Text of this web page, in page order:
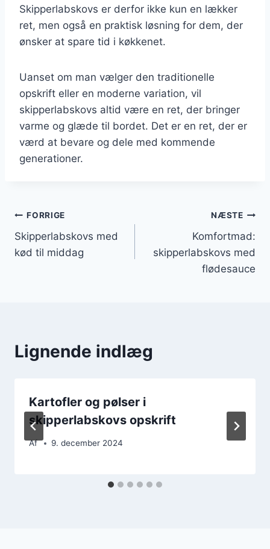
Skipperlabskovs er derfor ikke kun en lækker
ret, men også en praktisk løsning for dem, der
ønsker at spare tid i køkkenet.
Uanset om man vælger den traditionelle
opskrift eller en moderne variation, vil
skipperlabskovs altid være en ret, der bringer
varme og glæde til bordet. Det er en ret, der er
værd at bevare og dele med kommende
generationer.
Indlægsnavigation
FORRIGE
Skipperlabskovs med
kød til middag
NÆSTE
Komfortmad:
skipperlabskovs med
flødesauce
Lignende indlæg
Kartofler og pølser i
skipperlabskovs opskrift
Af 9. december 2024